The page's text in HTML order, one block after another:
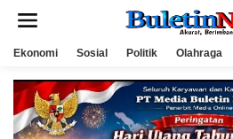
Ekonomi Sosial Politik Olahraga